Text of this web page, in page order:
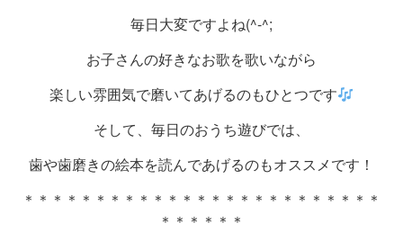
毎日大変ですよね(^-^;
お子さんの好きなお歌を歌いながら
楽しい雰囲気で磨いてあげるのもひとつです
そして、毎日のおうち遊びでは、
歯や歯磨きの絵本を読んであげるのもオススメです！
＊＊＊＊＊＊＊＊＊＊＊＊＊＊＊＊＊＊＊＊＊＊＊＊＊
＊＊＊＊＊＊